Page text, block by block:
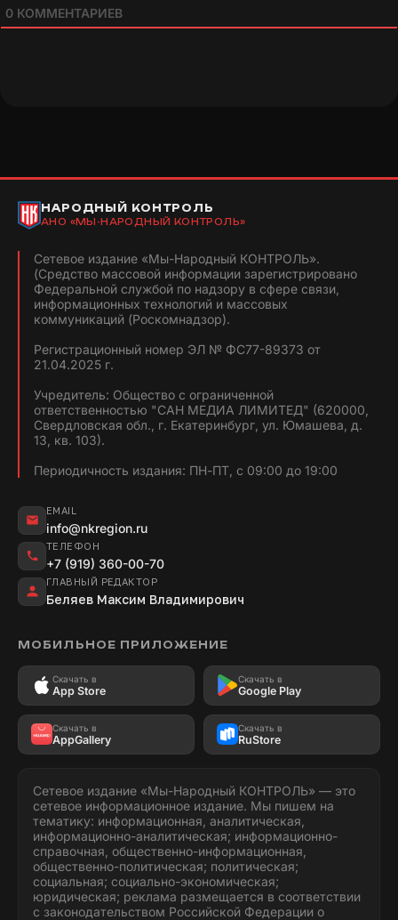
0 КОММЕНТАРИЕВ
НАРОДНЫЙ КОНТРОЛЬ
АНО «МЫ-НАРОДНЫЙ КОНТРОЛЬ»
Сетевое издание «Мы-Народный КОНТРОЛЬ».
(Средство массовой информации зарегистрировано
Федеральной службой по надзору в сфере связи,
информационных технологий и массовых
коммуникаций (Роскомнадзор).
Регистрационный номер ЭЛ № ФС77-89373 от
21.04.2025 г.
Учредитель: Общество с ограниченной
ответственностью "САН МЕДИА ЛИМИТЕД" (620000,
Свердловская обл., г. Екатеринбург, ул. Юмашева, д.
13, кв. 103).
Периодичность издания: ПН-ПТ, с 09:00 до 19:00
EMAIL
info@nkregion.ru
ТЕЛЕФОН
+7 (919) 360-00-70
ГЛАВНЫЙ РЕДАКТОР
Беляев Максим Владимирович
МОБИЛЬНОЕ ПРИЛОЖЕНИЕ
Скачать в
App Store
Скачать в
Google Play
Скачать в
AppGallery
Скачать в
RuStore
Сетевое издание «Мы-Народный КОНТРОЛЬ» — это
сетевое информационное издание. Мы пишем на
тематику: информационная, аналитическая,
информационно-аналитическая; информационно-
справочная, общественно-информационная,
общественно-политическая; политическая;
социальная; социально-экономическая;
юридическая; реклама размещается в соответствии
с законодательством Российской Федерации о